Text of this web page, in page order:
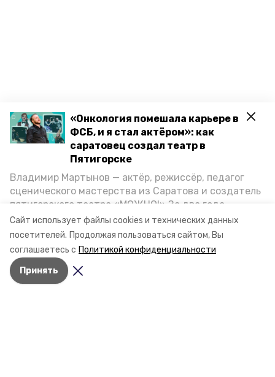
Сайт использует файлы cookies и технических данных
посетителей. Продолжая пользоваться сайтом, Вы
соглашаетесь с Политикой конфиденциальности
Принять
«Онкология помешала карьере в
ФСБ, и я стал актёром»: как
саратовец создал театр в
Пятигорске
Владимир Мартынов — актёр, режиссёр, педагог
сценического мастерства из Саратова и создатель
пятигорского театра «МОЖНО!» За два года
существования театр выпустил восемь спектаклей,
впереди — новые премьеры. О том, как стал
артистом, попал в Пятигорск и собрал труппу,
режиссёр рассказал корреспонденту «Портала
Пятигорска».